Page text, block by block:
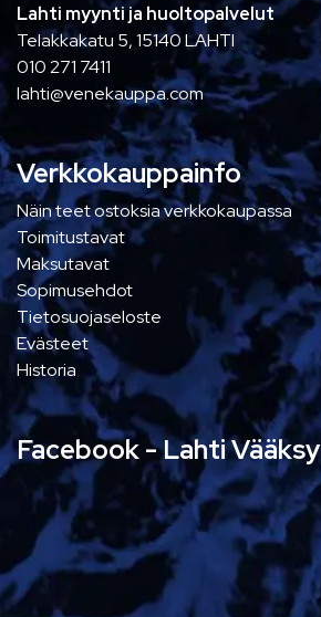
Lahti myynti ja huoltopalvelut
Telakkakatu 5, 15140 LAHTI
010 271 7411
lahti@venekauppa.com
Verkkokauppainfo
Näin teet ostoksia verkkokaupassa
Toimitustavat
Maksutavat
Sopimusehdot
Tietosuojaseloste
Evästeet
Historia
Facebook - Lahti Vääksy